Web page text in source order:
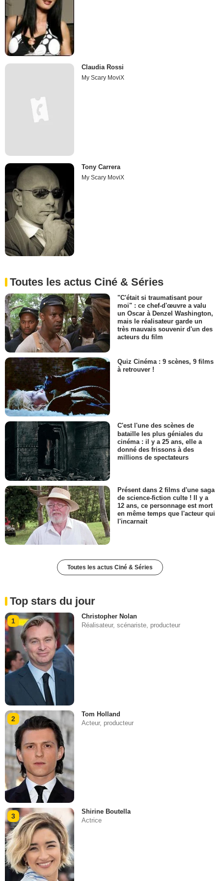
Claudia Rossi
My Scary MoviX
Tony Carrera
My Scary MoviX
Toutes les actus Ciné & Séries
"C'était si traumatisant pour
moi" : ce chef-d'œuvre a valu
un Oscar à Denzel Washington,
mais le réalisateur garde un
très mauvais souvenir d'un des
acteurs du film
Quiz Cinéma : 9 scènes, 9 films
à retrouver !
C'est l'une des scènes de
bataille les plus géniales du
cinéma : il y a 25 ans, elle a
donné des frissons à des
millions de spectateurs
Présent dans 2 films d'une saga
de science-fiction culte ! Il y a
12 ans, ce personnage est mort
en même temps que l'acteur qui
l'incarnait
Toutes les actus Ciné & Séries
Top stars du jour
1
Christopher Nolan
Réalisateur, scénariste, producteur
2
Tom Holland
Acteur, producteur
3
Shirine Boutella
Actrice